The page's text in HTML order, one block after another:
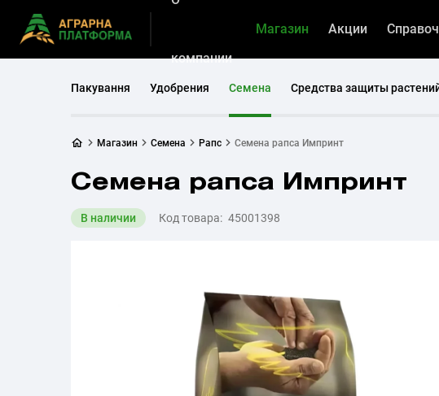
компании
Магазин Акции
Пакування Удобрения Семена Средства защиты
Магазин Семена Рапс Семена рапса Импринт
Семена рапса Импринт
В наличии Код товара: 45001398